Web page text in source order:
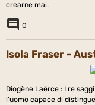
crearne mai.
0
Isola Fraser -
Diogène Laërce : I re
l'uomo capace di